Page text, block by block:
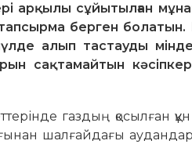
арқылы сұйытылған
берген болатын.
алып тастауды
сақтамайтын
газдың қосылған
шалғайдағы